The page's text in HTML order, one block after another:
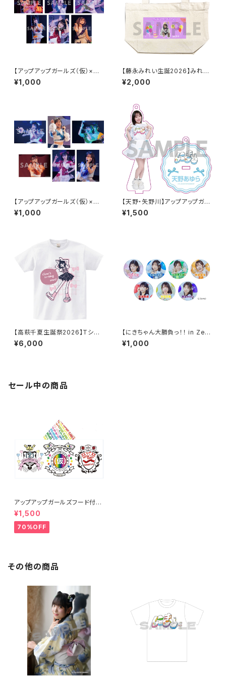
【アップアップガールズ（仮）×
（２）】2Lポートレート（夜公演）
¥1,000
【藤永みれい生誕2026】みれた
ん描き下ろし トートバッグ
¥2,000
【アップアップガールズ（仮）×
（２）】2Lポートレート（昼公演）
¥1,000
【天野・矢野川】アップアップガー
ルズ（２） アクリルスタンドキー
ホルダー
¥1,500
【高萩千夏生誕祭2026】Tシャ
ツ
¥6,000
【にきちゃん大勝負っ！！ in Zep
p DiverCity】にきちゃん新体制
スタンド缶バッジ
¥1,000
セール中の商品
アップアップガールズフード付き
タオル
¥1,500
70%OFF
その他の商品